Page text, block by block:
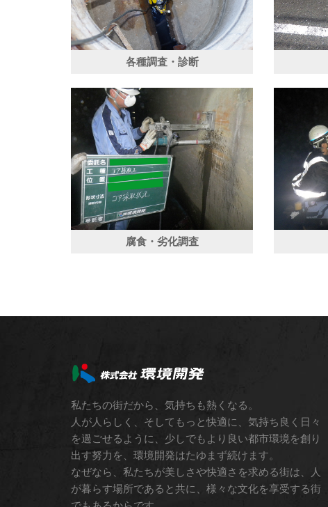
各種調査・診断
腐食・劣化調査
私たちの街だから、気持ちも熱くなる。
人が人らしく、そしてもっと快適に、気持ち良く日々
を過ごせるように、少しでもより良い都市環境を創り
出す努力を、環境開発はたゆまず続けます。
なぜなら、私たちが美しさや快適さを求める街は、人
が暮らす場所であると共に、様々な文化を享受する街